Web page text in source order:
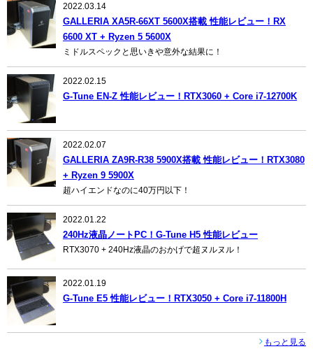
2022.03.14
GALLERIA XA5R-66XT 5600X搭載 性能レビュー！RX
6600 XT + Ryzen 5 5600X
ミドルスペックと思いきや意外な結果に！
2022.02.15
G-Tune EN-Z 性能レビュー！RTX3060 + Core i7-12700K
2022.02.07
GALLERIA ZA9R-R38 5900X搭載 性能レビュー！RTX3080
+ Ryzen 9 5900X
超ハイエンドなのに40万円以下！
2022.01.22
240Hz液晶ノートPC！G-Tune H5 性能レビュー
RTX3070 + 240Hz液晶のおかげで超ヌルヌル！
2022.01.19
G-Tune E5 性能レビュー！RTX3050 + Core i7-11800H
もっと見る